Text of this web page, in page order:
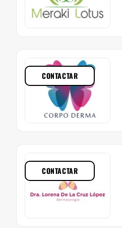
CONTACTAR
CONTACTAR